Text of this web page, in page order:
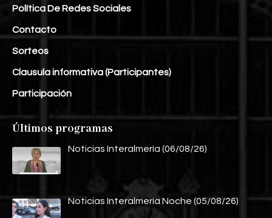
Política De Redes Sociales
Contacto
Sorteos
Clausula informativa (Participantes)
Participación
Últimos programas
Noticias Interalmería (06/08/26)
Noticias Interalmería Noche (05/08/26)